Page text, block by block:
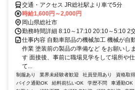
交通・アクセス JR総社駅より車で5分
時給1,600円～2,000円
岡山県総社市
勤務時間詳細 8:10～17:10 20:10～5:10 2
仕事内容 自動車部品の機械加工 機械が自
作業 塗装前の製品の準備など をお願いし
す 面接後、事前に職場見学をして場所や
て...
制服あり 業界未経験者歓迎 社員登用あり 資格取
バイク通勤OK
給料前払いOK 学歴不問 車通勤OK